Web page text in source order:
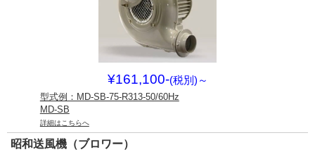
¥161,100-(税別) ～
型式例：MD-SB-75-R313-50/60Hz
MD-SB
詳細はこちらへ
昭和送風機（ブロワー）